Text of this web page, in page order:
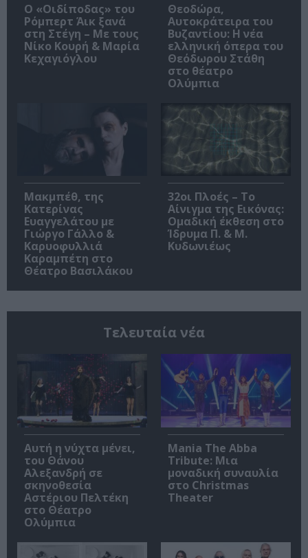
O «Οιδίποδας» του
Ρόμπερτ Άικ ξανά
στη Στέγη – Με τους
Νίκο Κουρή & Μαρία
Κεχαγιόγλου
Θεοδώρα,
Αυτοκράτειρα του
Βυζαντίου: Η νέα
ελληνική όπερα του
Θεόδωρου Στάθη
στο θέατρο
Ολύμπια
Μακμπέθ, της
Κατερίνας
Ευαγγελάτου με
Γιώργο Γάλλο &
Καρυοφυλλιά
Καραμπέτη στο
Θέατρο Βασιλάκου
32οι Πλοές – Το
Αίνιγμα της Εικόνας:
Ομαδική έκθεση στο
Ίδρυμα Π. & Μ.
Κυδωνιέως
Τελευταία νέα
Αυτή η νύχτα μένει,
του Θάνου
Αλεξανδρή σε
σκηνοθεσία
Αστέριου Πελτέκη
στο Θέατρο
Ολύμπια
Mania The Abba
Tribute: Μια
μοναδική συναυλία
στο Christmas
Theater